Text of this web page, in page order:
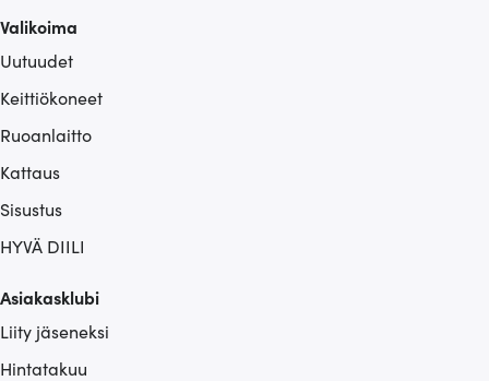
sivustoamme. Kumppanimme voivat yhdistää näitä
Valikoima
Uutuudet
Keittiökoneet
Ruoanlaitto
Kattaus
Sisustus
HYVÄ DIILI
Asiakasklubi
Liity jäseneksi
Hintatakuu